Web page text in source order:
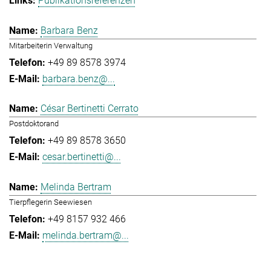
Barbara Benz
Mitarbeiterin Verwaltung
+49 89 8578 3974
barbara.benz@...
César Bertinetti Cerrato
Postdoktorand
+49 89 8578 3650
cesar.bertinetti@...
Melinda Bertram
Tierpflegerin Seewiesen
+49 8157 932 466
melinda.bertram@...